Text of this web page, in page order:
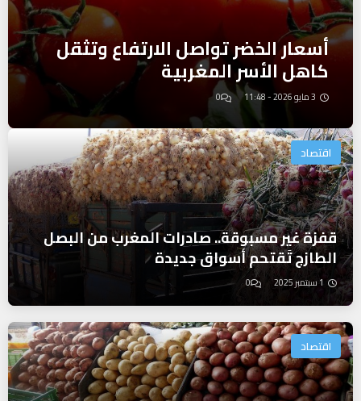
أسعار الخضر تواصل الارتفاع وتثقل
كاهل الأسر المغربية
3 مايو 2026 - 11:48 0
اقتصاد
قفزة غير مسبوقة.. صادرات المغرب من البصل
الطازج تَقتحم أسواق جديدة
1 سبتمبر 2025 0
اقتصاد